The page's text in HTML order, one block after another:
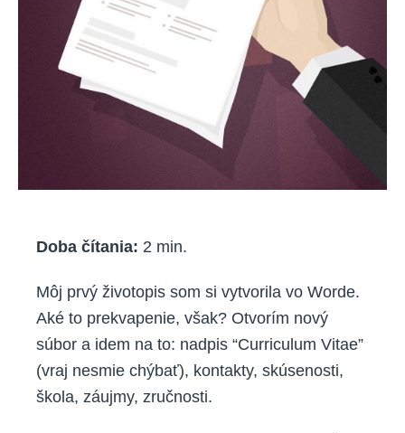
Doba čítania: 2 min.
Môj prvý životopis som si vytvorila vo Worde.
Aké to prekvapenie, však? Otvorím nový
súbor a idem na to: nadpis “Curriculum Vitae”
(vraj nesmie chýbať), kontakty, skúsenosti,
škola, záujmy, zručnosti.